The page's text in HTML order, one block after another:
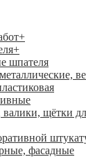
+
+
шпателя
щётки
фасадные